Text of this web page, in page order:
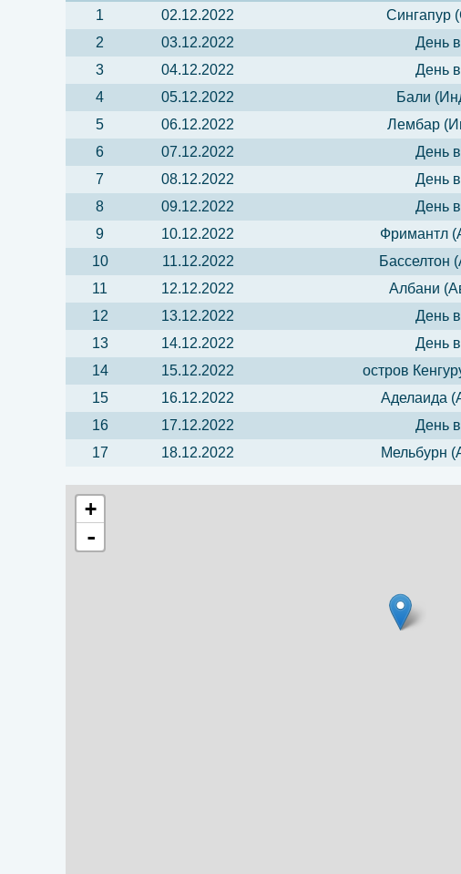
1
02.12.2022 Сингапур
2
03.12.2022 День
3
04.12.2022 День
4
05.12.2022 Бали
5
06.12.2022 Лембар
6
07.12.2022 День
7
08.12.2022 День
8
09.12.2022 День
9
10.12.2022 Фримантл
10
11.12.2022 Басселтон
11
12.12.2022 Албани
12
13.12.2022 День
13
14.12.2022 День
14
15.12.2022 остров
15
16.12.2022 Аделаида
16
17.12.2022 День
17
18.12.2022 Мельбурн
+
-